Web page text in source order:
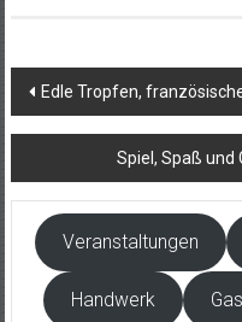
Edle Tropfen,
Spiel, Spaß und
Veranstaltungen
Handwerk